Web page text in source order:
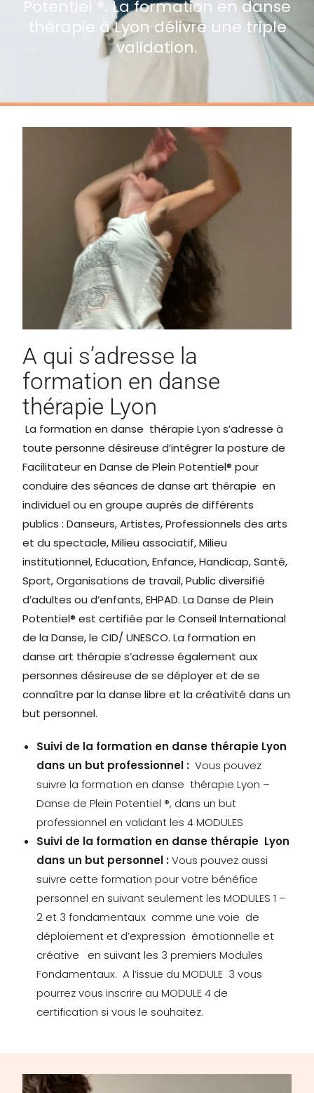
Potentiel ®. La formation en danse
thérapie à Lyon délivre une triple
validation.
A qui s’adresse la
formation en danse
thérapie Lyon
La formation en danse thérapie Lyon s’adresse à
toute personne désireuse d’intégrer la posture de
Facilitateur en Danse de Plein Potentiel® pour
conduire des séances de danse art thérapie en
individuel ou en groupe auprès de différents
publics : Danseurs, Artistes, Professionnels des arts
et du spectacle, Milieu associatif, Milieu
institutionnel, Education, Enfance, Handicap, Santé,
Sport, Organisations de travail, Public diversifié
d’adultes ou d’enfants, EHPAD. La Danse de Plein
Potentiel® est certifiée par le Conseil International
de la Danse, le CID/ UNESCO. La formation en
danse art thérapie s’adresse également aux
personnes désireuse de se déployer et de se
connaître par la danse libre et la créativité dans un
but personnel.
Suivi de la formation en danse thérapie Lyon
dans un but professionnel :Vous pouvez
suivre la formation en danse thérapie Lyon –
Danse de Plein Potentiel ®, dans un but
professionnel en validant les 4 MODULES
Suivi de la formation en danse thérapie Lyon
dans un but personnel :Vous pouvez aussi
suivre cette formation pour votre bénéfice
personnel en suivant seulement les MODULES 1 –
2 et 3 fondamentaux comme une voie de
déploiement et d’expression émotionnelle et
créative en suivant les 3 premiers Modules
Fondamentaux. A l’issue du MODULE 3 vous
pourrez vous inscrire au MODULE 4 de
certification si vous le souhaitez.